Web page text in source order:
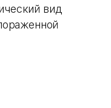
вид